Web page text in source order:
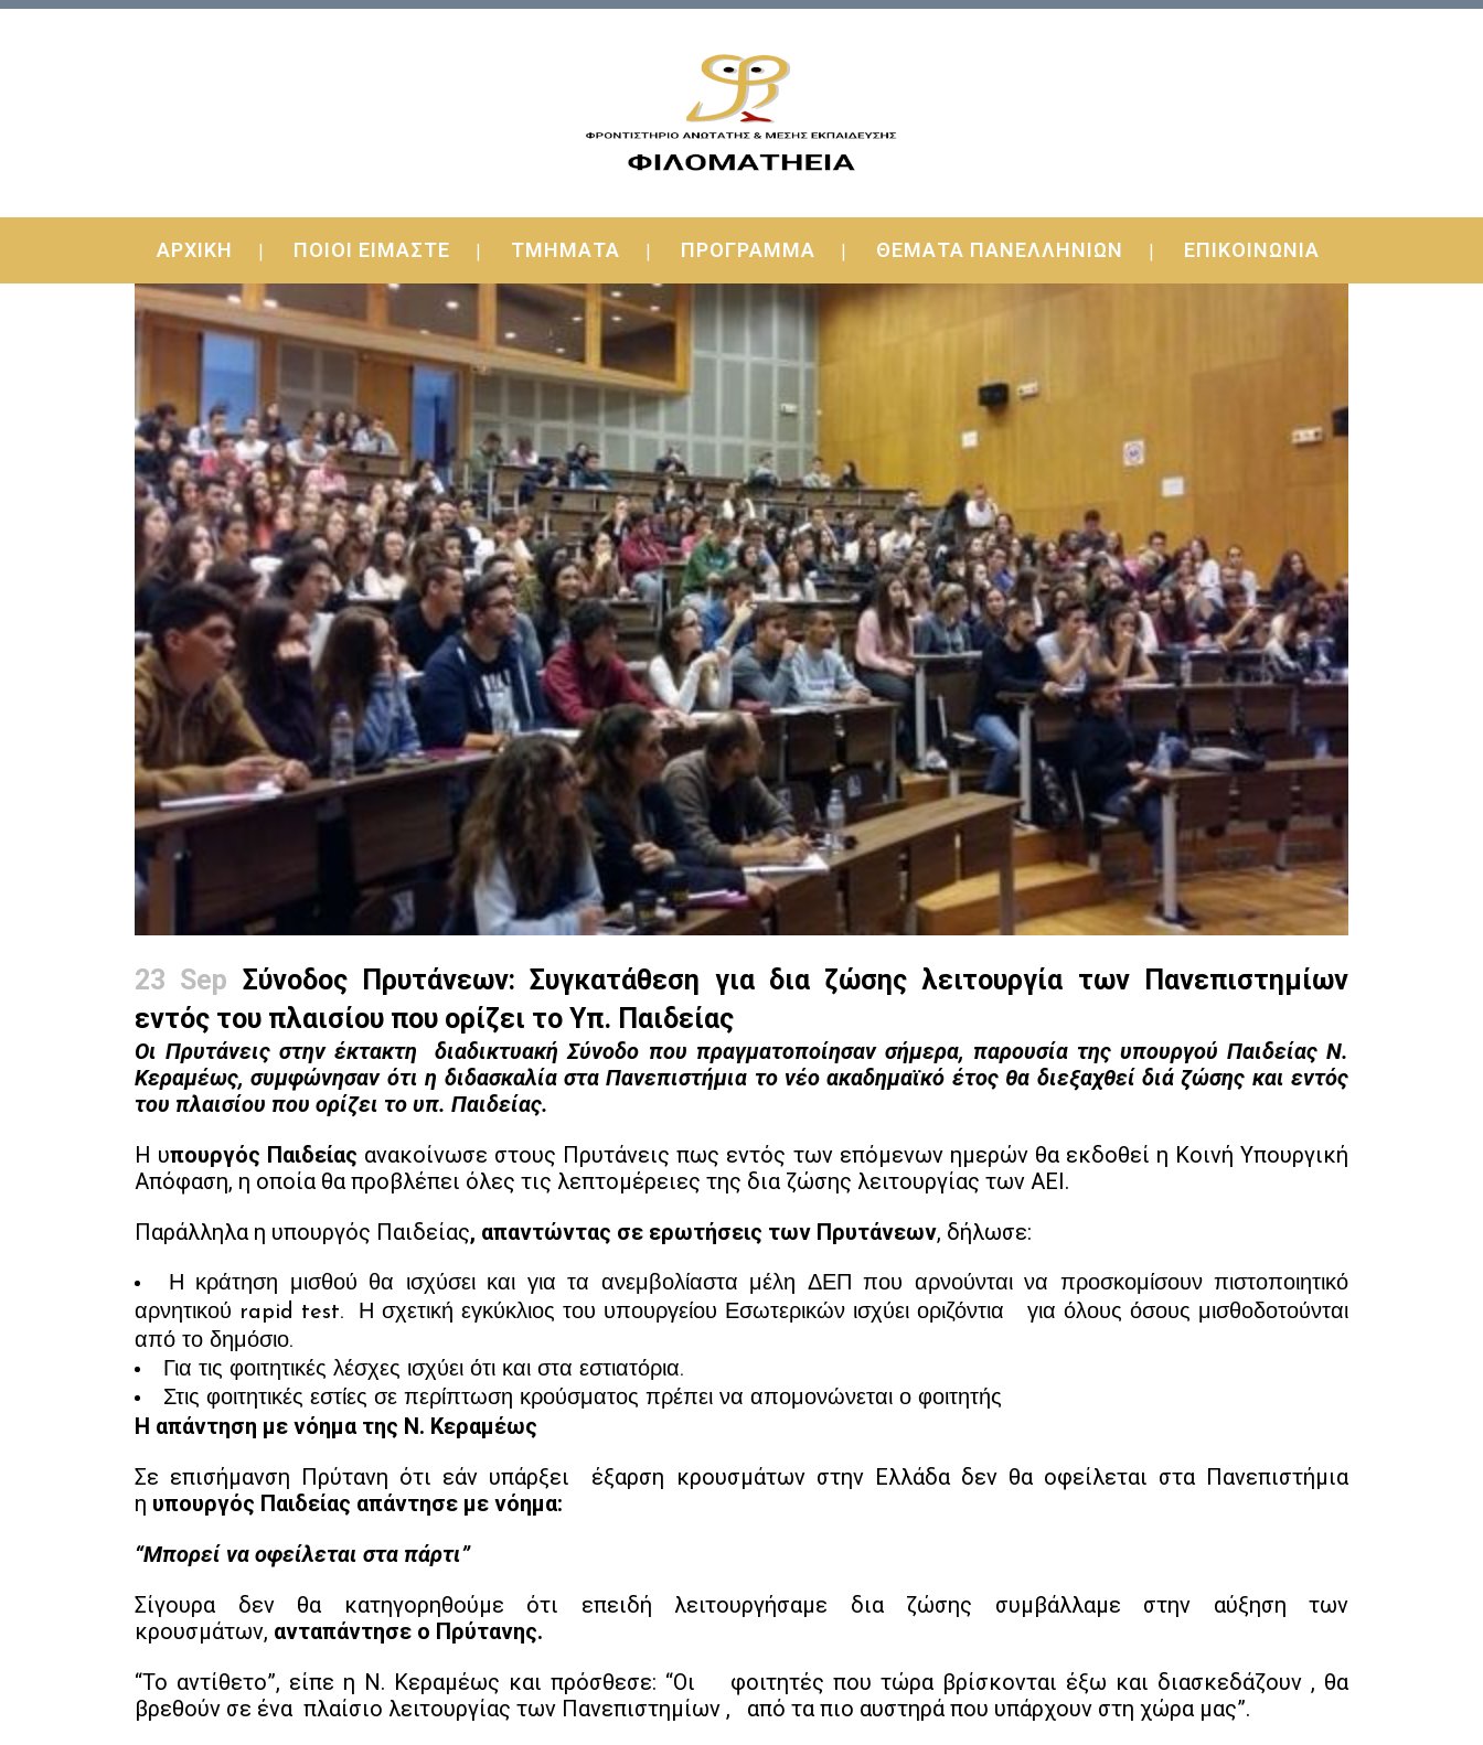
ΑΡΧΙΚΗ ΠΟΙΟΙ ΕΙΜΑΣΤΕ ΤΜΗΜΑΤΑ ΠΡΟΓΡΑΜΜΑ ΘΕΜΑΤΑ ΠΑΝΕΛΛΗΝΙΩΝ ΕΠΙΚΟΙΝΩΝΙΑ
23 Sep Σύνοδος Πρυτάνεων: Συγκατάθεση για δια ζώσης λειτουργία των Πανεπιστημίων
εντός του πλαισίου που ορίζει το Υπ. Παιδείας
Οι Πρυτάνεις στην έκτακτη διαδικτυακή Σύνοδο που πραγματοποίησαν σήμερα, παρουσία της υπουργού Παιδείας Ν.
Κεραμέως, συμφώνησαν ότι η διδασκαλία στα Πανεπιστήμια το νέο ακαδημαϊκό έτος θα διεξαχθεί διά ζώσης και εντός
του πλαισίου που ορίζει το υπ. Παιδείας.
Η υπουργός Παιδείας ανακοίνωσε στους Πρυτάνεις πως εντός των επόμενων ημερών θα εκδοθεί η Κοινή Υπουργική
Απόφαση, η οποία θα προβλέπει όλες τις λεπτομέρειες της δια ζώσης λειτουργίας των ΑΕΙ.
Παράλληλα η υπουργός Παιδείας, απαντώντας σε ερωτήσεις των Πρυτάνεων, δήλωσε:
Η κράτηση μισθού θα ισχύσει και για τα ανεμβολίαστα μέλη ΔΕΠ που αρνούνται να προσκομίσουν πιστοποιητικό
αρνητικού rapid test. Η σχετική εγκύκλιος του υπουργείου Εσωτερικών ισχύει οριζόντια για όλους όσους μισθοδοτούνται
από το δημόσιο.
Για τις φοιτητικές λέσχες ισχύει ότι και στα εστιατόρια.
Στις φοιτητικές εστίες σε περίπτωση κρούσματος πρέπει να απομονώνεται ο φοιτητής
Η απάντηση με νόημα της Ν. Κεραμέως
Σε επισήμανση Πρύτανη ότι εάν υπάρξει έξαρση κρουσμάτων στην Ελλάδα δεν θα οφείλεται στα Πανεπιστήμια
η υπουργός Παιδείας απάντησε με νόημα:
“Μπορεί να οφείλεται στα πάρτι”
Σίγουρα δεν θα κατηγορηθούμε ότι επειδή λειτουργήσαμε δια ζώσης συμβάλλαμε στην αύξηση των
κρουσμάτων, ανταπάντησε ο Πρύτανης.
“Το αντίθετο”, είπε η Ν. Κεραμέως και πρόσθεσε: “Οι φοιτητές που τώρα βρίσκονται έξω και διασκεδάζουν , θα
βρεθούν σε ένα πλαίσιο λειτουργίας των Πανεπιστημίων , από τα πιο αυστηρά που υπάρχουν στη χώρα μας”.